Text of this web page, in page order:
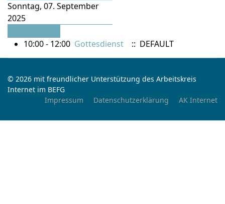
Sonntag, 07. September
2025
10:00 - 12:00 Gottesdienst :: DEFAULT
© 2026 mit freundlicher Unterstützung des Arbeitskreis
Internet im BEFG
Impressum
Datenschutzerklärung AK Internet